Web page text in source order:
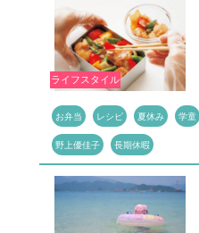
ライフスタイル
お弁当 レシピ 夏休み 学童
野上優佳子 長期休暇